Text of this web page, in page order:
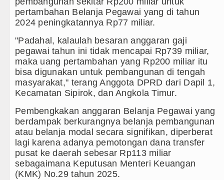
pertambahan Belanja Pegawai yang di tahun
2024 peningkatannya Rp77 miliar.
"Padahal, kalaulah besaran anggaran gaji
pegawai tahun ini tidak mencapai Rp739 miliar,
maka uang pertambahan yang Rp200 miliar itu
bisa digunakan untuk pembangunan di tengah
masyarakat," terang Anggota DPRD dari Dapil 1,
Kecamatan Sipirok, dan Angkola Timur.
Pembengkakan anggaran Belanja Pegawai yang
berdampak berkurangnya belanja pembangunan
atau belanja modal secara signifikan, diperberat
lagi karena adanya pemotongan dana transfer
pusat ke daerah sebesar Rp113 miliar
sebagaimana Keputusan Menteri Keuangan
(KMK) No.29 tahun 2025.